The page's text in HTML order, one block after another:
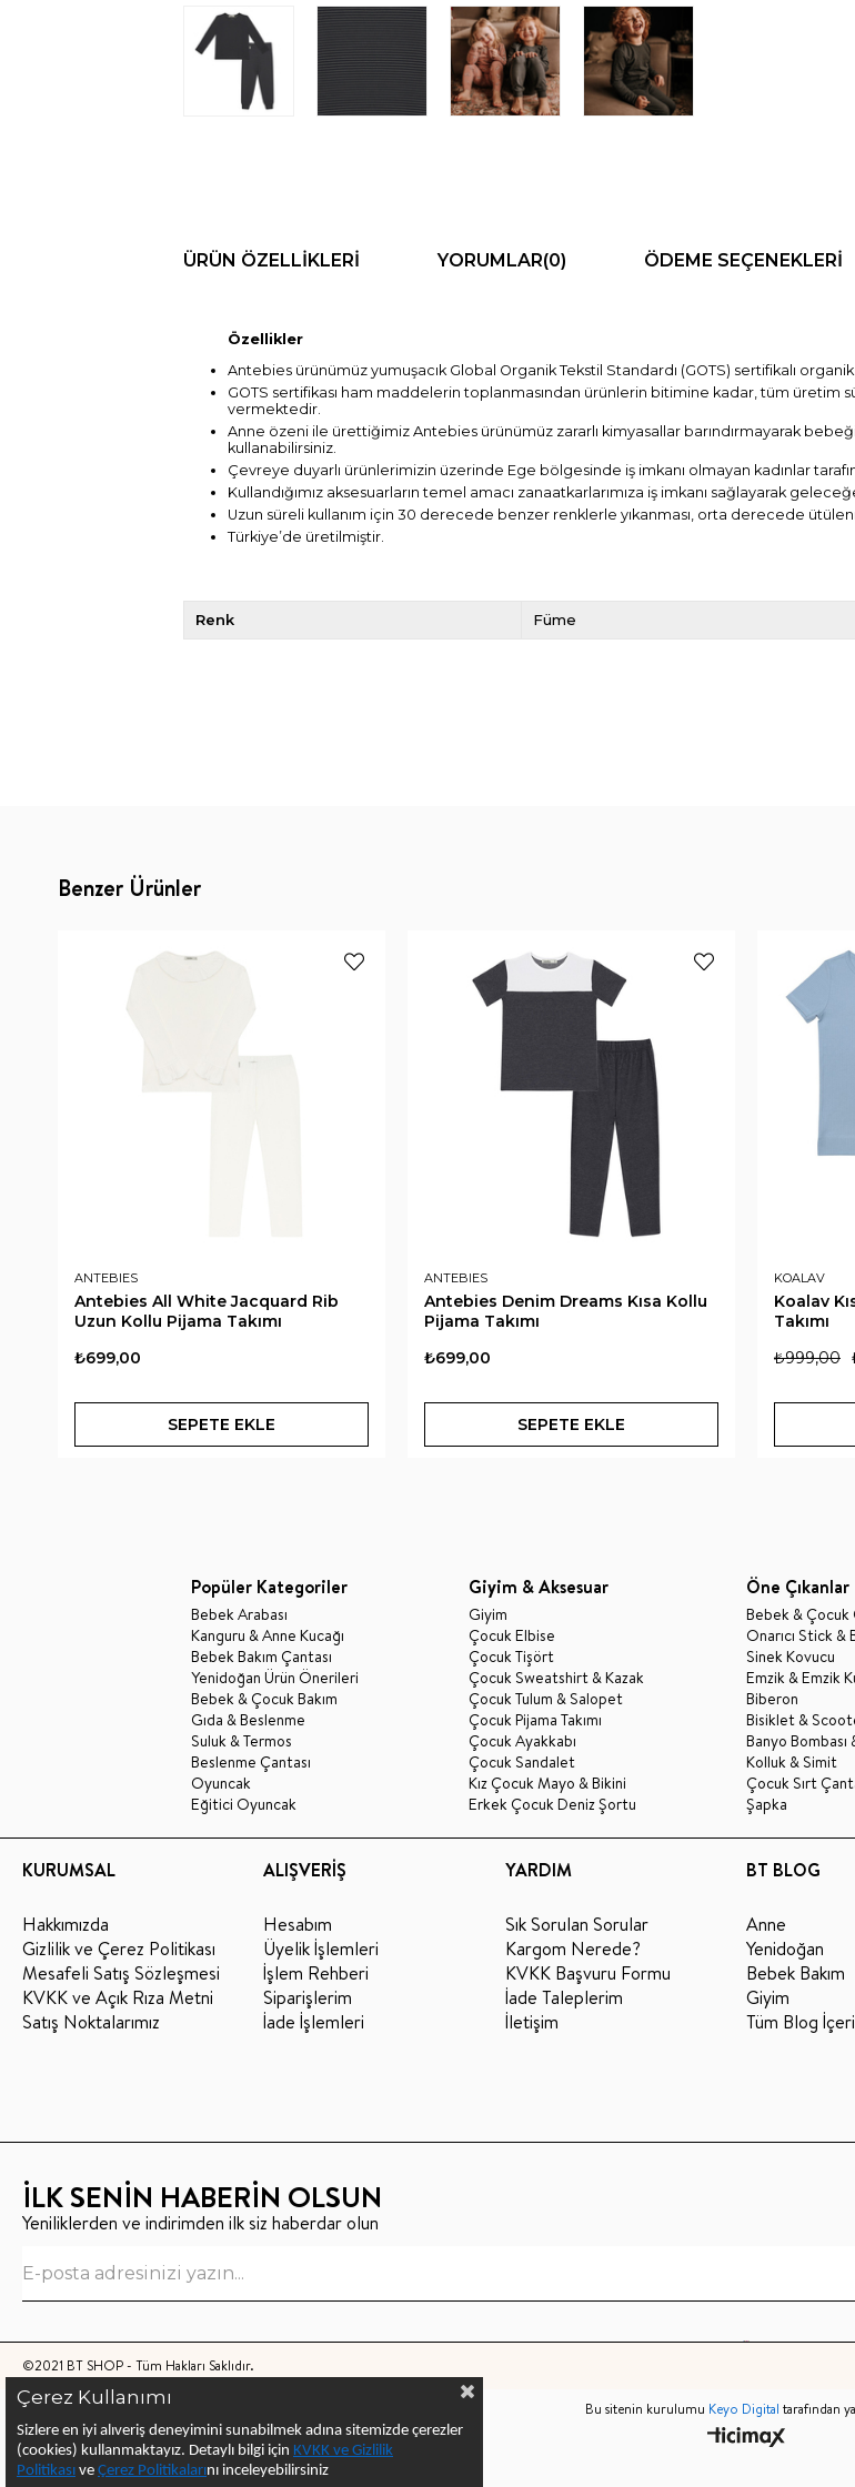
ÜRÜN ÖZELLIKLERI YORUMLAR(0) ÖDEME SEÇENEKLERI
Özellikler
Antebies ürünümüz yumuşacık Global Organik Tekstil Standardı (GOTS) sertifikalı
GOTS sertifikası ham maddelerin toplanmasından ürünlerin bitimine kadar, tüm
vermektedir.
Anne özeni ile ürettiğimiz Antebies ürünümüz zararlı kimyasallar barındırmayarak
kullanabilirsiniz.
Çevreye duyarlı ürünlerimizin üzerinde Ege bölgesinde iş imkanı olmayan kadınlar
Kullandığımız aksesuarların temel amacı zanaatkarlarımıza iş imkanı sağlayarak
Uzun süreli kullanım için 30 derecede benzer renklerle yıkanması, orta derecede
Türkiye’de üretilmiştir.
Renk Füme
Benzer Ürünler
ANTEBIES
Antebies All White Jacquard Rib
Uzun Kollu Pijama Takımı
₺699,00
SEPETE EKLE
ANTEBIES
Antebies Denim Dreams Kısa Kollu
Pijama Takımı
₺699,00
SEPETE EKLE
KOALAV
Koalav
Takımı
₺999,00
Popüler Kategoriler
Bebek Arabası
Kanguru & Anne Kucağı
Bebek Bakım Çantası
Yenidoğan Ürün Önerileri
Bebek & Çocuk Bakım
Gıda & Beslenme
Suluk & Termos
Beslenme Çantası
Oyuncak
Eğitici Oyuncak
Giyim & Aksesuar
Giyim
Çocuk Elbise
Çocuk Tişört
Çocuk Sweatshirt & Kazak
Çocuk Tulum & Salopet
Çocuk Pijama Takımı
Çocuk Ayakkabı
Çocuk Sandalet
Kız Çocuk Mayo & Bikini
Erkek Çocuk Deniz Şortu
Öne Çıkanlar
Bebek & Çocuk
Onarıcı Stick &
Sinek Kovucu
Emzik & Emzik
Biberon
Bisiklet &
Banyo Bombası
Kolluk & Simit
Çocuk Sırt
Şapka
KURUMSAL
Hakkımızda
Gizlilik ve Çerez Politikası
Mesafeli Satış Sözleşmesi
KVKK ve Açık Rıza Metni
Satış Noktalarımız
ALIŞVERİŞ
Hesabım
Üyelik İşlemleri
İşlem Rehberi
Siparişlerim
İade İşlemleri
YARDIM
Sık Sorulan Sorular
Kargom Nerede?
KVKK Başvuru Formu
İade Taleplerim
İletişim
BT BLOG
Anne
Yenidoğan
Bebek Bakım
Giyim
Tüm Blog
İLK SENİN HABERİN OLSUN
Yeniliklerden ve indirimden ilk siz haberdar olun
©2021 BT SHOP - Tüm Hakları Saklıdır.
Bu sitenin kurulumu Keyo Digital tarafından
Çerez Kullanımı
Sizlere en iyi alıveriş deneyimini sunabilmek adına sitemizde çerezler
(cookies) kullanmaktayız. Detaylı bilgi için KVKK ve Gizlilik
Politikası ve Çerez Politikalarını inceleyebilirsiniz